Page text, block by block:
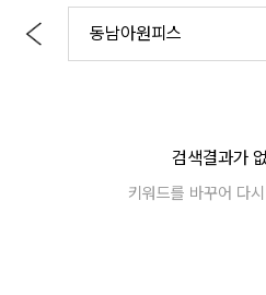
검색결과가
키워드를 바꾸어 다